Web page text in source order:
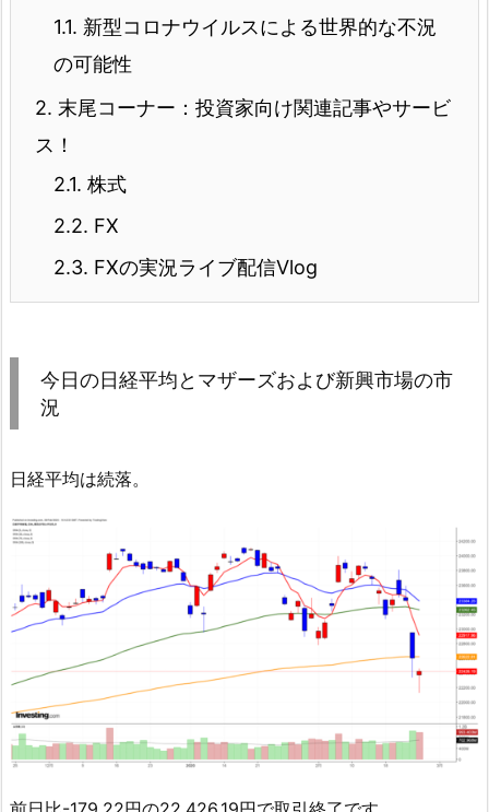
1.1. 新型コロナウイルスによる世界的な不況
の可能性
2. 末尾コーナー：投資家向け関連記事やサービ
ス！
2.1. 株式
2.2. FX
2.3. FXの実況ライブ配信Vlog
今日の日経平均とマザーズおよび新興市場の市
況
日経平均は続落。